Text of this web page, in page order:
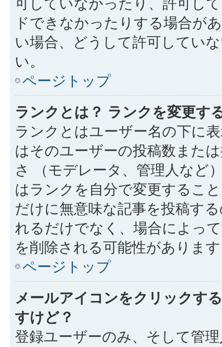
ドできなかったりする場合が
い場合、どうして許可してい
い。
ページトップ
ランクとは？ ランクを変更す
ランクとはユーザー名の下に
はそのユーザーの投稿数また
さ （モデレータ、管理人など
はランクを自分で変更するこ
だけに無意味な記事を投稿す
れるだけでなく、場合によっ
を削除される可能性がありま
ページトップ
メールアイコンをクリックす
すけど？
登録ユーザーのみ、そして管